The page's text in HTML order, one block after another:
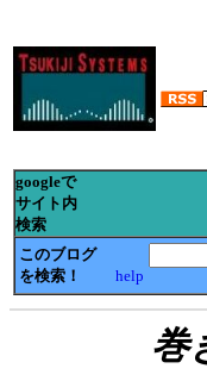
googleで
サイト内
検索
このブログ
を検索！
help
巻